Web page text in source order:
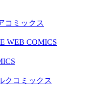
コミックス
WEB COMICS
クコミックス